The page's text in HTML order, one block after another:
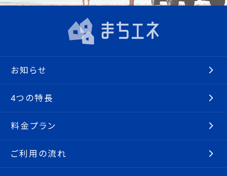
お知らせ
4つの特長
料金プラン
ご利用の流れ